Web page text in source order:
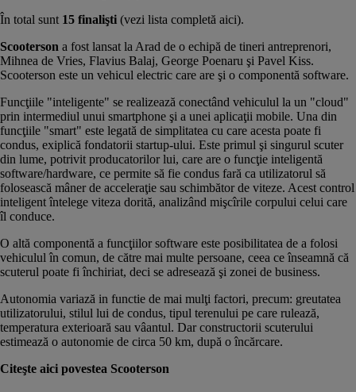
În total sunt 15 finalişti (vezi lista completă aici).
Scooterson a fost lansat la Arad de o echipă de tineri antreprenori,
Mihnea de Vries, Flavius Balaj, George Poenaru şi Pavel Kiss.
Scooterson este un vehicul electric care are şi o componentă software.
Funcţiile "inteligente" se realizează conectând vehiculul la un "cloud"
prin intermediul unui smartphone şi a unei aplicaţii mobile. Una din
funcţiile "smart" este legată de simplitatea cu care acesta poate fi
condus, exiplică fondatorii startup-ului. Este primul şi singurul scuter
din lume, potrivit producatorilor lui, care are o funcţie inteligentă
software/hardware, ce permite să fie condus fară ca utilizatorul să
folosească mâner de acceleraţie sau schimbător de viteze. Acest control
inteligent întelege viteza dorită, analizând mişcîrile corpului celui care
îl conduce.
O altă componentă a funcţiilor software este posibilitatea de a folosi
vehiculul în comun, de către mai multe persoane, ceea ce înseamnă că
scuterul poate fi închiriat, deci se adresează şi zonei de business.
Autonomia variază in functie de mai mulţi factori, precum: greutatea
utilizatorului, stilul lui de condus, tipul terenului pe care rulează,
temperatura exterioară sau vâantul. Dar constructorii scuterului
estimează o autonomie de circa 50 km, după o încărcare.
Citeşte aici povestea Scooterson